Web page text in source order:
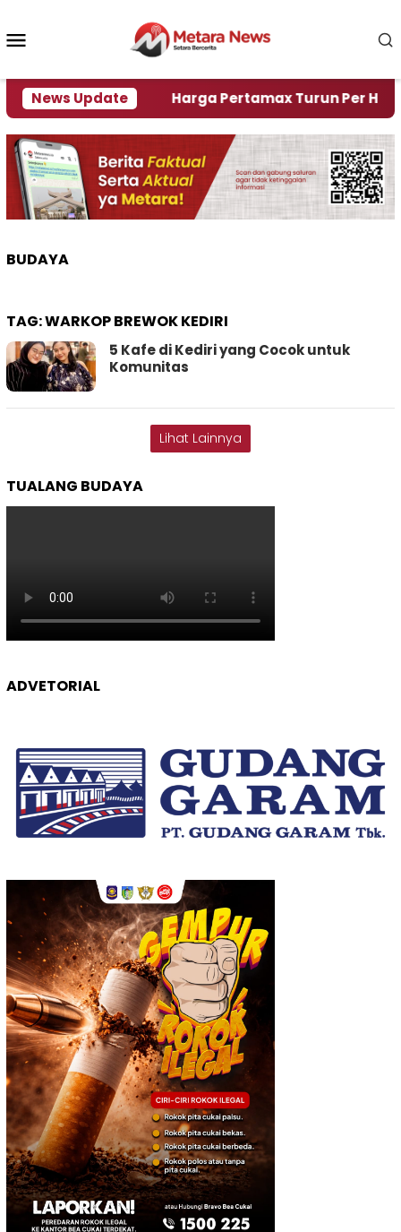
konten
News Update
Krisi Air Harga Pertamax Turun Per Hari Ini,
BUDAYA
TAG:WARKOP BREWOK KEDIRI
5 Kafe di Kediri yang Cocok untuk
Komunitas
Lihat Lainnya
TUALANG BUDAYA
ADVETORIAL